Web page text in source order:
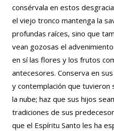
consérvala en estos
el viejo tronco mantenga la
profundas raíces, sino que
vean gozosas el
en sí las flores y los frutos
antecesores. Conserva en
y contemplación que tuvieron
la nube; haz que sus hijos
tradiciones de sus
que el Espíritu Santo les ha